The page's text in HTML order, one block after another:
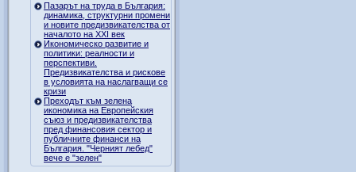
Пазарът на труда в България:
динамика, структурни промени
и новите предизвикателства от
началото на XXI век
Икономическо развитие и
политики: реалности и
перспективи.
Предизвикателства и рискове
в условията на наслагващи се
кризи
Преходът към зелена
икономика на Европейския
съюз и предизвикателства
пред финансовия сектор и
публичните финанси на
България. "Черният лебед"
вече е "зелен"